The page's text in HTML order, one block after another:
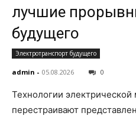
лучшие
будущего
Электротранспорт будущего
admin - 05.08.2026 0
Технологии электрической
перестраивают